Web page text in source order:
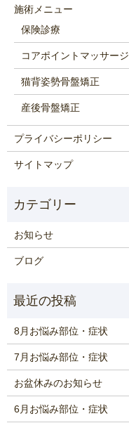
施術メニュー
保険診療
コアポイントマッサージ
猫背姿勢骨盤矯正
産後骨盤矯正
プライバシーポリシー
サイトマップ
お知らせ
ブログ
8月お悩み部位・症状
7月お悩み部位・症状
お盆休みのお知らせ
6月お悩み部位・症状